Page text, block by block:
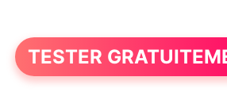
TESTER